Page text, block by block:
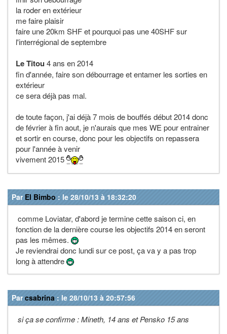
la roder en extérieur
me faire plaisir
faire une 20km SHF et pourquoi pas une 40SHF sur
l'interrégional de septembre
Le Titou 4 ans en 2014
fin d'année, faire son débourrage et entamer les sorties en
extérieur
ce sera déjà pas mal.
de toute façon, j'ai déjà 7 mois de bouffés début 2014 donc
de février à fin aout, je n'aurais que mes WE pour entrainer
et sortir en course, donc pour les objectifs on repassera
pour l'année à venir
vivement 2015
Par El Bimbo : le 28/10/13 à 18:32:20
comme Loviatar, d'abord je termine cette saison ci, en
fonction de la dernière course les objectifs 2014 en seront
pas les mêmes.
Je reviendrai donc lundi sur ce post, ça va y a pas trop
long à attendre
Parcsabrina : le 28/10/13 à 20:57:56
si ça se confirme : Mineth, 14 ans et Pensko 15 ans